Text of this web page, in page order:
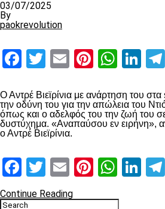
03/07/2025
By
paokrevolution
Facebook
Twitter
EmailPinterest
Ο Αντρέ Βιεϊρίνια με ανάρτηση του
την οδύνη του για την απώλεια του
όπως και ο αδελφός του την ζωή του σε
δυστύχημα. «Αναπαύσου εν ειρήνη»,
ο Αντρέ Βιεϊρίνια.
Facebook
Twitter
EmailPinterest
Continue Reading